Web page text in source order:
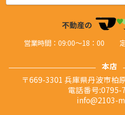
営業時間：09:00～18：00
本店
〒669-3301 兵庫県丹波市柏
電話番号:0795-
info@2103-